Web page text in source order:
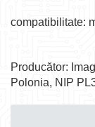
compatibilitate:
Producător:
Polonia, NIP